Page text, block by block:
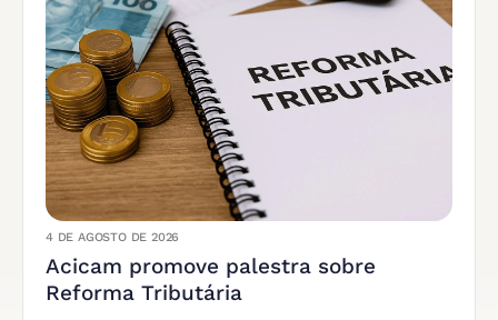
4 DE AGOSTO DE 2026
Acicam promove palestra sobre
Reforma Tributária